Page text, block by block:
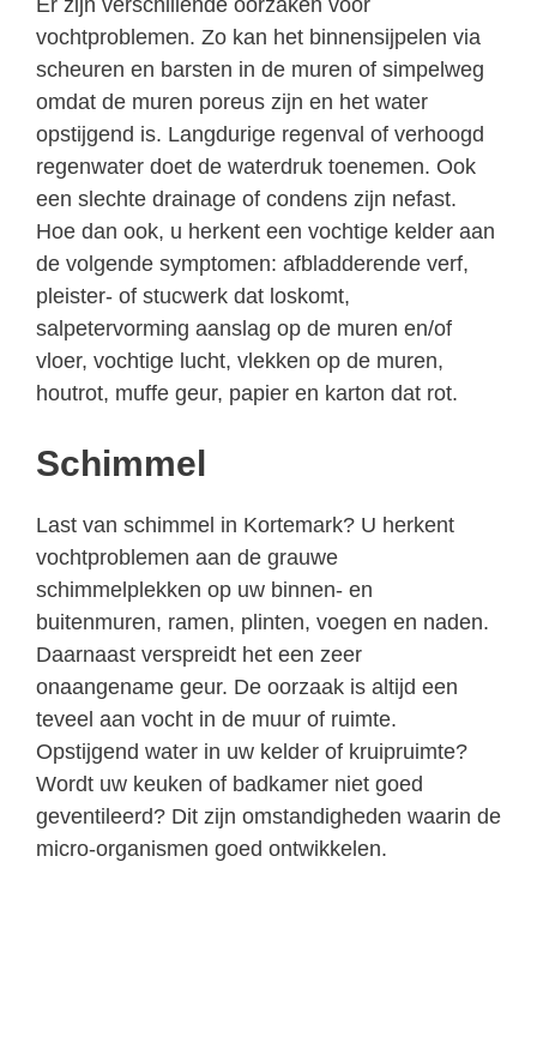
vochtproblemen. Zo kan het binnensijpelen via
scheuren en barsten in de muren of simpelweg
omdat de muren poreus zijn en het water
opstijgend is. Langdurige regenval of verhoogd
regenwater doet de waterdruk toenemen. Ook
een slechte drainage of condens zijn nefast.
Hoe dan ook, u herkent een vochtige kelder aan
de volgende symptomen: afbladderende verf,
pleister- of stucwerk dat loskomt,
salpetervorming aanslag op de muren en/of
vloer, vochtige lucht, vlekken op de muren,
houtrot, muffe geur, papier en karton dat rot.
Schimmel
Last van schimmel in Kortemark? U herkent
vochtproblemen aan de grauwe
schimmelplekken op uw binnen- en
buitenmuren, ramen, plinten, voegen en naden.
Daarnaast verspreidt het een zeer
onaangename geur. De oorzaak is altijd een
teveel aan vocht in de muur of ruimte.
Opstijgend water in uw kelder of kruipruimte?
Wordt uw keuken of badkamer niet goed
geventileerd? Dit zijn omstandigheden waarin de
micro-organismen goed ontwikkelen.